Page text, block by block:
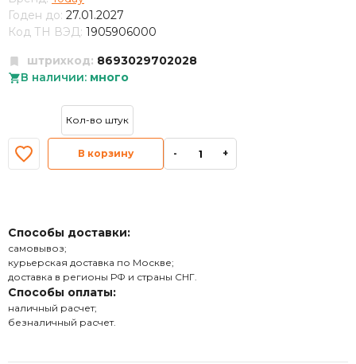
Годен до: 27.01.2027
Код ТН ВЭД: 1905906000
штрихкод: 8693029702028
В наличии: много
В корзину - +
Способы доставки:
самовывоз;
курьерская доставка по Москве;
доставка в регионы РФ и страны СНГ.
Способы оплаты:
наличный расчет;
безналичный расчет.